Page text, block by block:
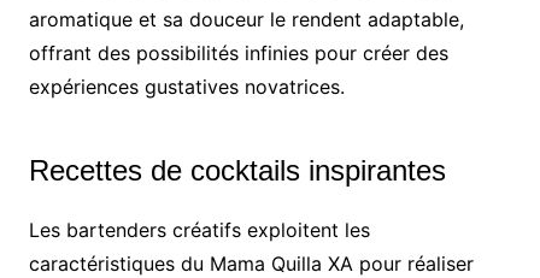
aromatique et sa douceur le rendent adaptable,
offrant des possibilités infinies pour créer des
expériences gustatives novatrices.
Recettes de cocktails inspirantes
Les bartenders créatifs exploitent les
caractéristiques du Mama Quilla XA pour réaliser